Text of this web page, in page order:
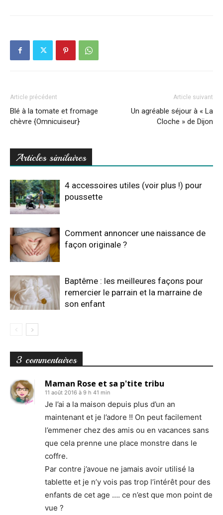
Article précédent
Blé à la tomate et fromage
chèvre {Omnicuiseur}
Article suivant
Un agréable séjour à « La
Cloche » de Dijon
Articles similaires
4 accessoires utiles (voir plus !) pour
poussette
Comment annoncer une naissance de
façon originale ?
Baptême : les meilleures façons pour
remercier le parrain et la marraine de
son enfant
3 commentaires
Maman Rose et sa p'tite tribu
11 août 2016 à 9 h 41 min
Je l’ai a la maison depuis plus d’un an
maintenant et je l’adore !! On peut facilement
l’emmener chez des amis ou en vacances sans
que cela prenne une place monstre dans le
coffre.
Par contre j’avoue ne jamais avoir utilisé la
tablette et je n’y vois pas trop l’intérêt pour des
enfants de cet age …. ce n’est que mon point de
vue ?